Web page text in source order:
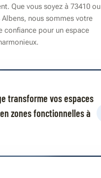
Que vous soyez à 73410 ou
nous sommes votre
confiance pour un espace
transforme vos espaces
zones fonctionnelles à